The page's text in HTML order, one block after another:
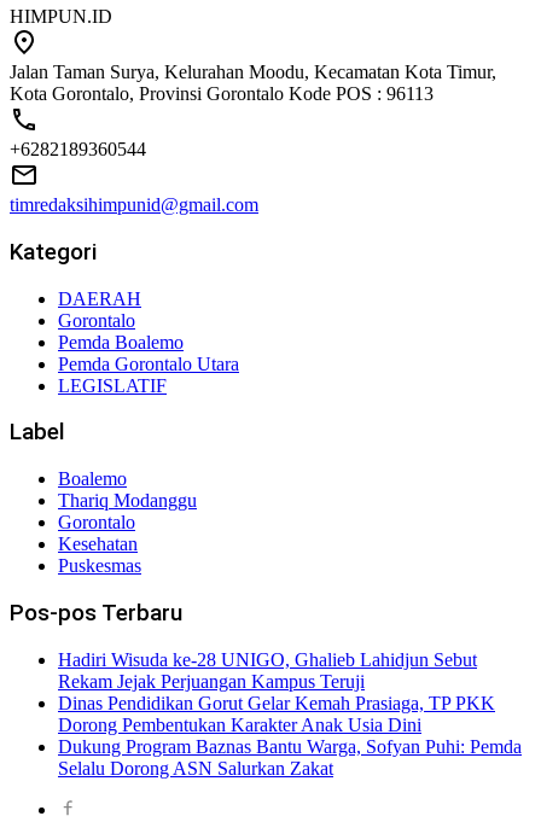
HIMPUN.ID
Jalan Taman Surya, Kelurahan Moodu, Kecamatan Kota Timur,
Kota Gorontalo, Provinsi Gorontalo Kode POS : 96113
+6282189360544
timredaksihimpunid@gmail.com
Kategori
DAERAH
Gorontalo
Pemda Boalemo
Pemda Gorontalo Utara
LEGISLATIF
Label
Boalemo
Thariq Modanggu
Gorontalo
Kesehatan
Puskesmas
Pos-pos Terbaru
Hadiri Wisuda ke-28 UNIGO, Ghalieb Lahidjun Sebut
Rekam Jejak Perjuangan Kampus Teruji
Dinas Pendidikan Gorut Gelar Kemah Prasiaga, TP PKK
Dorong Pembentukan Karakter Anak Usia Dini
Dukung Program Baznas Bantu Warga, Sofyan Puhi: Pemda
Selalu Dorong ASN Salurkan Zakat